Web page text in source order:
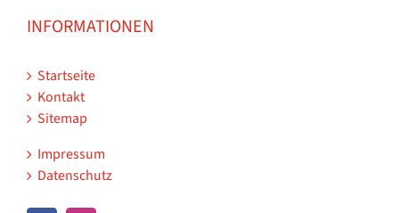
INFORMATIONEN
Startseite
Kontakt
Sitemap
Impressum
Datenschutz